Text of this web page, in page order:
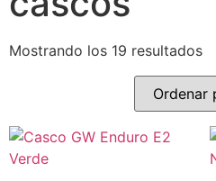
Mostrando los 19 resultados